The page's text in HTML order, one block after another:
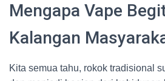
Mengapa Vape
Kalangan
Kita semua tahu, rokok tradisional